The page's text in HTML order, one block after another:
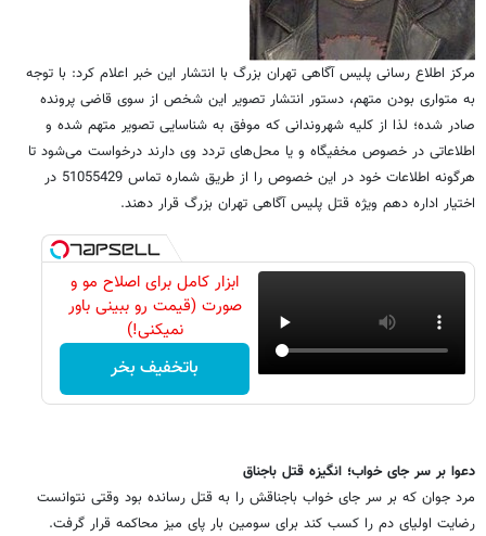
مرکز اطلاع رسانی پلیس آگاهی تهران بزرگ با انتشار این خبر اعلام کرد: با توجه
به متواری بودن متهم، دستور انتشار تصویر این شخص از سوی قاضی پرونده
صادر شده؛ لذا از کلیه شهروندانی که موفق به شناسایی تصویر متهم شده و
اطلاعاتی در خصوص مخفیگاه و یا محل‌های تردد وی دارند درخواست می‌شود تا
هرگونه اطلاعات خود در این خصوص را از طریق شماره تماس 51055429 در
اختیار اداره دهم ویژه قتل پلیس آگاهی تهران بزرگ قرار دهند.
ابزار کامل برای اصلاح مو و
صورت (قیمت رو ببینی باور
نمیکنی!)
باتخفیف بخر
دعوا بر سر جای خواب؛ انگیزه قتل باجناق
مرد جوان که بر سر جای خواب باجناقش را به قتل رسانده بود وقتی نتوانست
رضایت اولیای دم را کسب کند برای سومین بار پای میز محاکمه قرار گرفت.